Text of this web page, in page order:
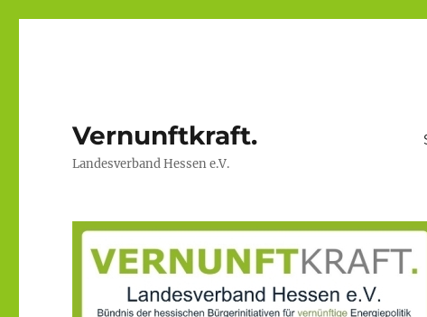
Vernunftkraft.
Landesverband Hessen e.V.